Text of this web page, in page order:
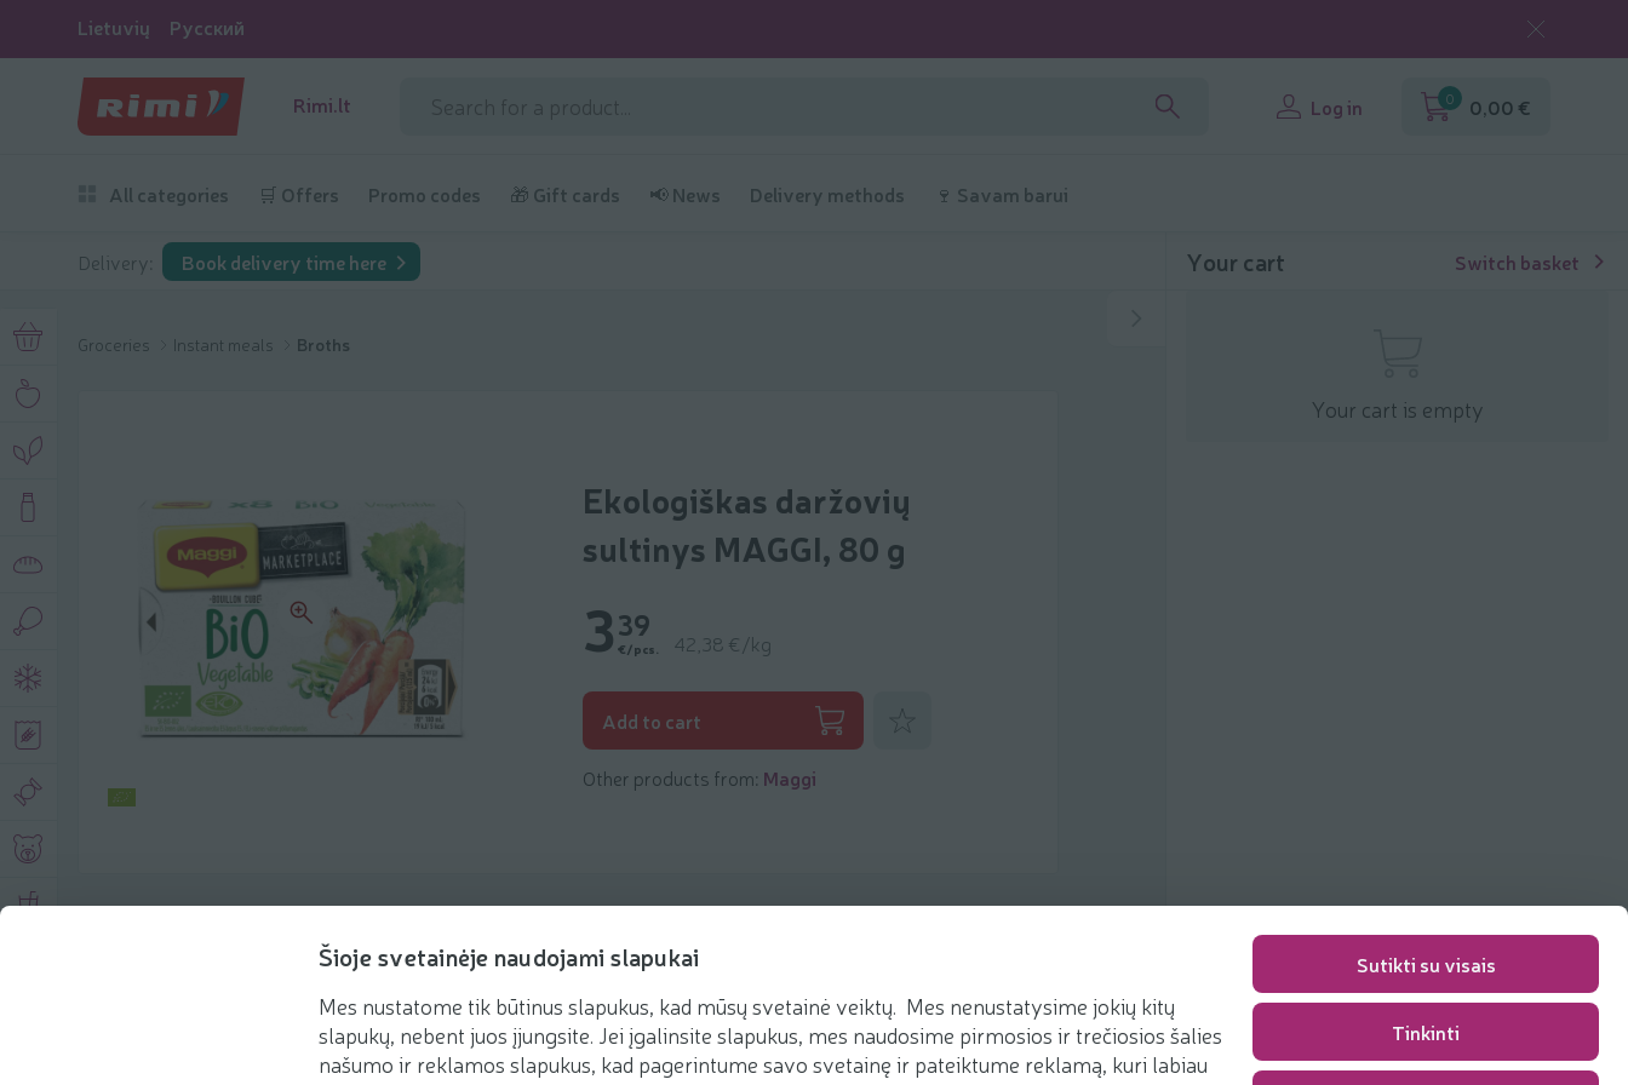
Šioje svetainėje naudojami slapukai
Mes nustatome tik būtinus slapukus, kad mūsų svetainė veiktų. Mes nenustatysime jokių kitų
slapukų, nebent juos įjungsite. Jei įgalinsite slapukus, mes naudosime pirmosios ir trečiosios šalies
našumo ir reklamos slapukus, kad pagerintume savo svetainę ir pateiktume reklamą, kuri labiau
Sutikti su visais
Tinkinti
Lietuvių Русский
Rimi.lt Log in 0 0,00 €
All categories 🛒 Offers Promo codes 🎁 Gift cards 📢 News Delivery methods 🍷 Savam barui
Delivery: Book delivery time here
Groceries Instant meals Broths
Ekologiškas daržovių
sultinys MAGGI, 80 g
339
€/pcs. 42,38 €/kg
Add to cart
Other products from: Maggi
Product description
Recommendations Recipes
Your cart Switch basket
Your cart is empty
Packaging fee 0,00 €